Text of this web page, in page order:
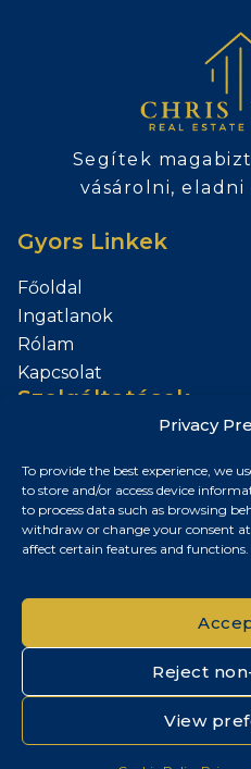
Privacy
To provide the best experience, we
to store and/or access device
to process data such as browsing
withdraw or change your consent
affect certain features and functions.
Reject
View
Segítek
vásárolni,
Gyors Linkek
Főoldal
Ingatlanok
Rólam
Kapcsolat
Szolgáltatások
Kapcsolat
Budapest,
+36 30 687 6790
© 2026 Chris Nagy Real
Adatvédelmi tájékoztató|